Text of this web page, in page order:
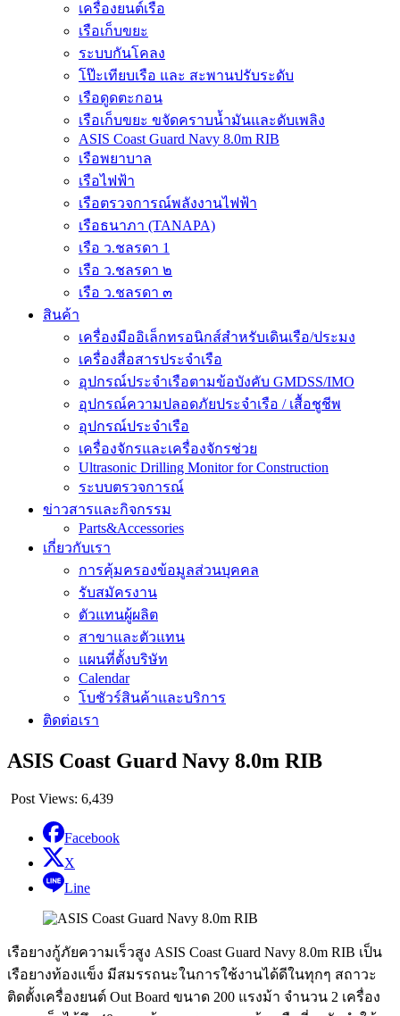
เครื่องยนต์เรือ
เรือเก็บขยะ
ระบบกันโคลง
โป๊ะเทียบเรือ และ สะพานปรับระดับ
เรือดูดตะกอน
เรือเก็บขยะ ขจัดคราบน้ำมันและดับเพลิง
ASIS Coast Guard Navy 8.0m RIB
เรือพยาบาล
เรือไฟฟ้า
เรือตรวจการณ์พลังงานไฟฟ้า
เรือธนาภา (TANAPA)
เรือ ว.ชลรดา 1
เรือ ว.ชลรดา ๒
เรือ ว.ชลรดา ๓
สินค้า
เครื่องมืออิเล็กทรอนิกส์สำหรับเดินเรือ/ประมง
เครื่องสื่อสารประจำเรือ
อุปกรณ์ประจำเรือตามข้อบังคับ GMDSS/IMO
อุปกรณ์ความปลอดภัยประจำเรือ / เสื้อชูชีพ
อุปกรณ์ประจำเรือ
เครื่องจักรและเครื่องจักรช่วย
Ultrasonic Drilling Monitor for Construction
ระบบตรวจการณ์
ข่าวสารและกิจกรรม
Parts&Accessories
เกี่ยวกับเรา
การคุ้มครองข้อมูลส่วนบุคคล
รับสมัครงาน
ตัวแทนผู้ผลิต
สาขาและตัวแทน
แผนที่ตั้งบริษัท
Calendar
โบชัวร์สินค้าและบริการ
ติดต่อเรา
ASIS Coast Guard Navy 8.0m RIB
Post Views: 6,439
Facebook
X
Line
เรือยางกู้ภัยความเร็วสูง ASIS Coast Guard Navy 8.0m RIB เป็น
เรือยางท้องแข็ง มีสมรรถนะในการใช้งานได้ดีในทุกๆ สถาวะ
ติดตั้งเครื่องยนต์ Out Board ขนาด 200 แรงม้า จำนวน 2 เครื่อง